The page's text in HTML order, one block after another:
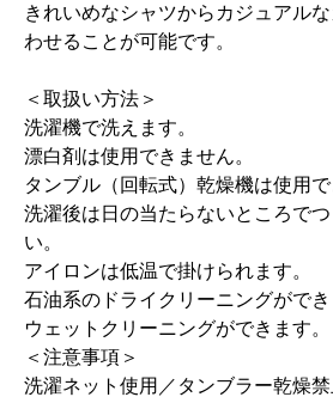
きれいめなシャツからカジュアル
わせることが可能です。
＜取扱い方法＞
洗濯機で洗えます。
漂白剤は使用できません。
タンブル（回転式）乾燥機は使用で
洗濯後は日の当たらないところで
い。
アイロンは低温で掛けられます。
石油系のドライクリーニングができ
ウェットクリーニングができます。
＜注意事項＞
洗濯ネット使用／タンブラー乾燥